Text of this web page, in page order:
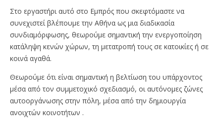
Στο εργαστήρι αυτό στο Εμπρός που σκεφτόμαστε να
συνεχιστεί βλέπουμε την Αθήνα ως μια διαδικασία
συνδιαμόρφωσης, θεωρούμε σημαντική την ενεργοποίηση
κατάληψη κενών χώρων, τη μετατροπή τους σε κατοικίες ή σε
κοινά αγαθά.
Θεωρούμε ότι είναι σημαντική η βελτίωση του υπάρχοντος
μέσα από τον συμμετοχικό σχεδιασμό, οι αυτόνομες ζώνες
αυτοοργάνωσης στην πόλη, μέσα από την δημιουργία
ανοιχτών κοινοτήτων .